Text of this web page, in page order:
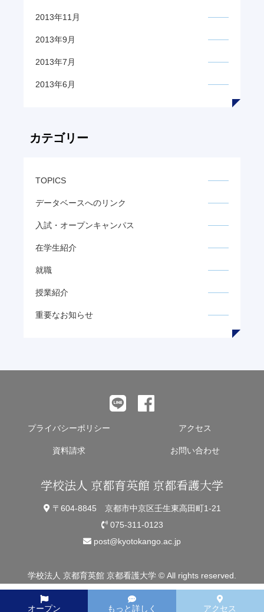
2013年11月
2013年9月
2013年7月
2013年6月
カテゴリー
TOPICS
データベースへのリンク
入試・オープンキャンパス
在学生紹介
就職
授業紹介
重要なお知らせ
プライバシーポリシー アクセス
資料請求 お問い合わせ
学校法人 京都育英館 京都看護大学
〒604-8845 京都市中京区壬生東高田町1-21
075-311-0123
post@kyotokango.ac.jp
学校法人 京都育英館 京都看護大学 © All rights reserved.
オープン もっと詳しく アクセス